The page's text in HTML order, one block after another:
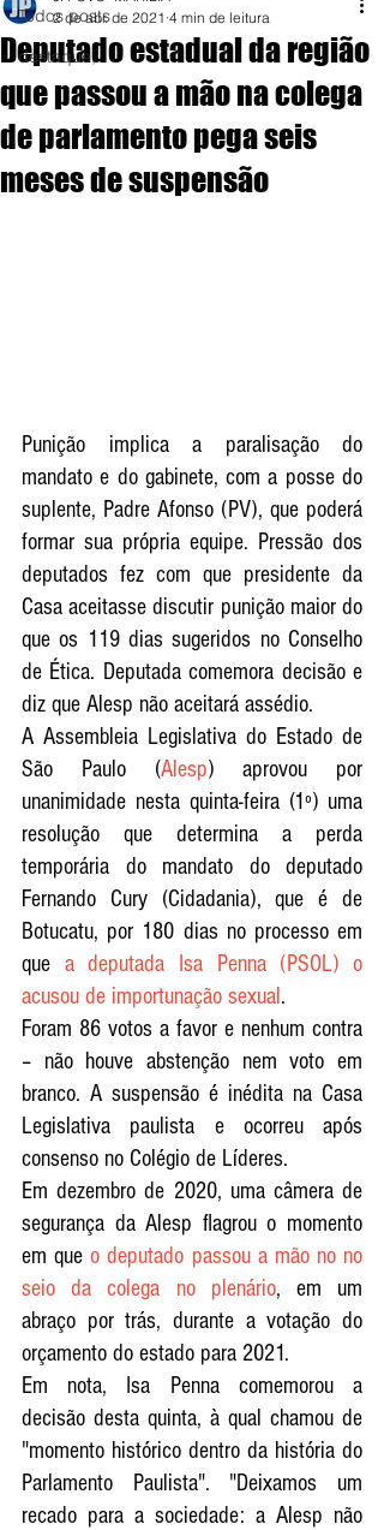
Todos posts
destaque,
Deputado estadual da região
que passou a mão na colega
de parlamento pega seis
meses de suspensão
2 de abr. de 2021 4 min de leitura
Punição implica a paralisação do
mandato e do gabinete, com a posse do
suplente, Padre Afonso (PV), que poderá
formar sua própria equipe. Pressão dos
deputados fez com que presidente da
Casa aceitasse discutir punição maior do
que os 119 dias sugeridos no Conselho
de Ética. Deputada comemora decisão e
diz que Alesp não aceitará assédio.
A Assembleia Legislativa do Estado de
São Paulo (Alesp) aprovou por
unanimidade nesta quinta-feira (1º) uma
resolução que determina a perda
temporária do mandato do deputado
Fernando Cury (Cidadania), que é de
Botucatu, por 180 dias no processo em
que a deputada Isa Penna (PSOL) o
acusou de importunação sexual .
Foram 86 votos a favor e nenhum contra
– não houve abstenção nem voto em
branco. A suspensão é inédita na Casa
Legislativa paulista e ocorreu após
consenso no Colégio de Líderes.
Em dezembro de 2020, uma câmera de
segurança da Alesp flagrou o momento
em que o deputado passou a mão no no
seio da colega no plenário, em um
abraço por trás, durante a votação do
orçamento do estado para 2021.
Em nota, Isa Penna comemorou a
decisão desta quinta, à qual chamou de
"momento histórico dentro da história do
Parlamento Paulista". "Deixamos um
recado para a sociedade: a Alesp não